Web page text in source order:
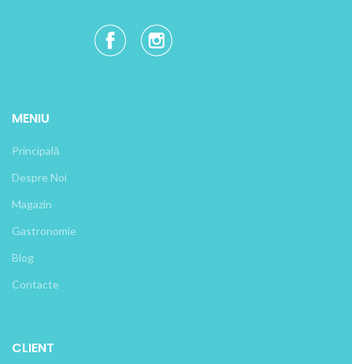
MENIU
Principală
Despre Noi
Magazin
Gastronomie
Blog
Contacte
CLIENT